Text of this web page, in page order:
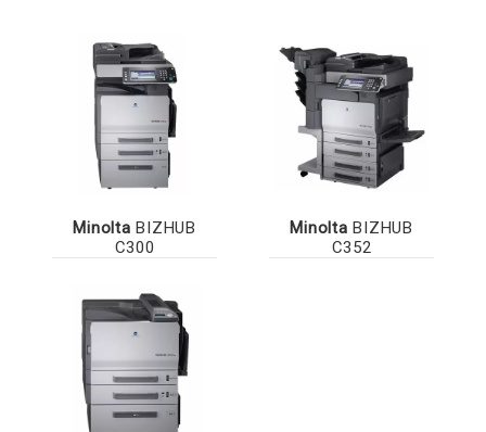
Minolta BIZHUB
C300
Minolta BIZHUB
C352